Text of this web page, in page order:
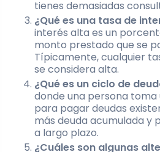
tienes demasiadas
¿Qué es una tasa de
interés alta es un
monto prestado que se
Típicamente, cualquier
se considera alta.
¿Qué es un ciclo de
donde una persona
para pagar deudas
más deuda acumulada y
a largo plazo.
¿Cuáles son algunas